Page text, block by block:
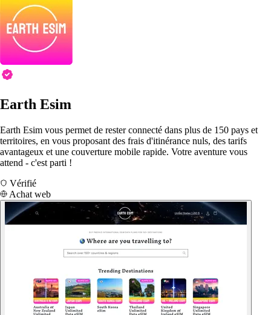
Earth Esim
Earth Esim vous permet de rester connecté dans plus de 150 pays et
territoires, en vous proposant des frais d'itinérance nuls, des tarifs
avantageux et une couverture mobile rapide. Votre aventure vous
attend - c'est parti !
Vérifié
Achat web